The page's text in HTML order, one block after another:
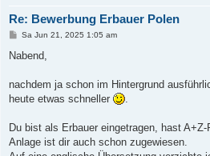
Re: Bewerbung Erbauer Polen
B
i
a
Sa Jun 21, 2025 1:05 am
Nabend,
nachdem ja schon im Hintergrund
heute etwas schneller
Du bist als Erbauer eingetragen, hast
Anlage ist dir auch schon zugewiesen.